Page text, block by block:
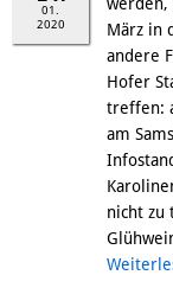
01.
2020
März in
andere
Hofer
treffen:
am
nicht zu